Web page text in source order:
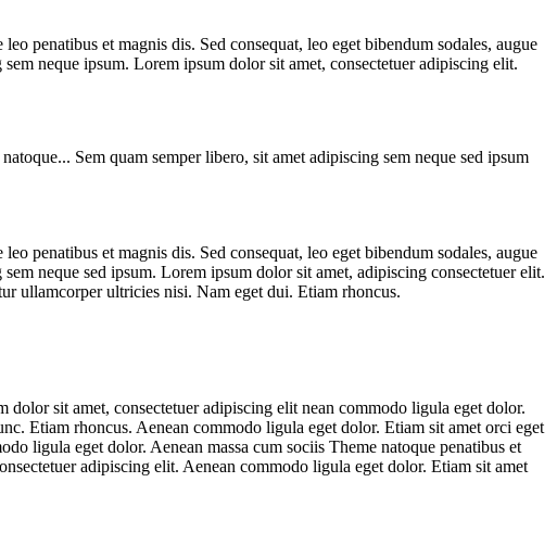
penatibus et magnis dis. Sed consequat, leo eget bibendum sodales, augue
neque ipsum. Lorem ipsum dolor sit amet, consectetuer adipiscing elit.
Sem quam semper libero, sit amet adipiscing sem neque sed ipsum
penatibus et magnis dis. Sed consequat, leo eget bibendum sodales, augue
neque sed ipsum. Lorem ipsum dolor sit amet, adipiscing consectetuer elit.
ullamcorper ultricies nisi. Nam eget dui. Etiam rhoncus.
sit amet, consectetuer adipiscing elit nean commodo ligula eget dolor.
Etiam rhoncus. Aenean commodo ligula eget dolor. Etiam sit amet orci eget
ligula eget dolor. Aenean massa cum sociis Theme natoque penatibus et
adipiscing elit. Aenean commodo ligula eget dolor. Etiam sit amet